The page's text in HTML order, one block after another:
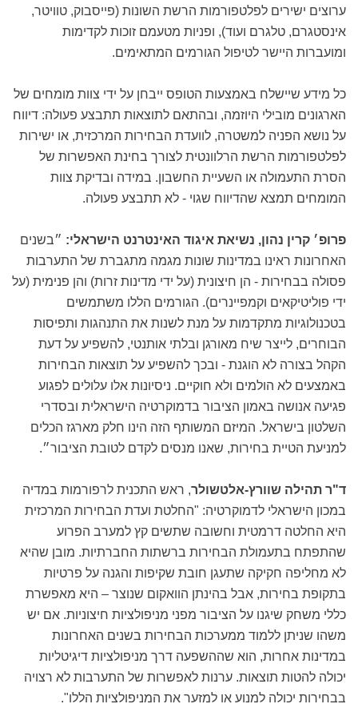
ערוצים ישירים לפלטפורמות הרשת השונות (פייסבוק, טוויטר,
אינסטגרם, טלגרם ועוד), ופניות מטעמם זוכות לקדימות
ומועברות היישר לטיפול הגורמים המתאימים.
כל מידע שיישלח באמצעות הטופס ייבחן על ידי צוות מומחים של
הארגונים מובילי היוזמה, ובהתאם לתוצאות תתבצע פעולה: דיווח
על נושא הפניה למשטרה, לוועדת הבחירות המרכזית, או ישירות
לפלטפורמות הרשת הרלוונטית לצורך בחינת האפשרות של
הסרת התעמולה או השעיית החשבון. במידה ובדיקת צוות
המומחים תמצא שהדיווח שגוי - לא תתבצע פעולה.
פרופ׳ קרין נהון, נשיאת איגוד האינטרנט הישראלי: ״בשנים
האחרונות ראינו במדינות שונות מגמה מתגברת של התערבות
פסולה בבחירות - הן חיצונית (על ידי מדינות זרות) והן פנימית (על
ידי פוליטיקאים וקמפיינרים). הגורמים הללו משתמשים
בטכנולוגיות מתקדמות על מנת לשנות את התנהגות ותפיסות
הבוחרים, לייצר שיח מאורגן ובלתי אותנטי, להשפיע על דעת
הקהל בצורה לא הוגנת - ובכך להשפיע על תוצאות הבחירות
באמצעים לא הולמים ולא חוקיים. ניסיונות אלו עלולים לפגוע
פגיעה אנושה באמון הציבור בדמוקרטיה הישראלית ובסדרי
השלטון בישראל. המיזם המשותף הזה הינו חלק מארגז הכלים
למניעת הטיית בחירות, שאנו מנסים לקדם לטובת הציבור״.
ד"ר תהילה שוורץ-אלטשולר, ראש התכנית לרפורמות במדיה
במכון הישראלי לדמוקרטיה: "החלטת ועדת הבחירות המרכזית
היא החלטה דרמטית וחשובה שתשים קץ למערב הפרוע
שהתפתח בתעמולת הבחירות ברשתות החברתיות. מובן שהיא
לא מחליפה חקיקה שתעגן חובת שקיפות והגנה על פרטיות
בתקופת בחירות, אבל בהינתן הוואקום שנוצר – היא מאפשרת
כללי משחק שיגנו על הציבור מפני מניפולציות חיצוניות. אם יש
משהו שניתן ללמוד ממערכות הבחירות בשנים האחרונות
במדינות אחרות, הוא שההשפעה דרך מניפולציות דיגיטליות
יכולה להטות תוצאות. ערנות לאפשרות של התערבות לא רצויה
בבחירות יכולה למנוע או למזער את המניפולציות הללו".